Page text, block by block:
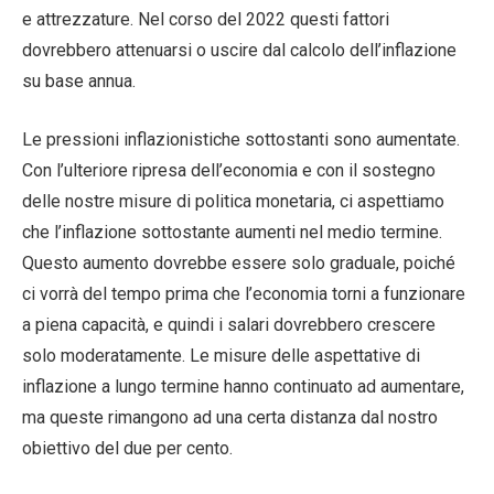
e attrezzature. Nel corso del 2022 questi fattori
dovrebbero attenuarsi o uscire dal calcolo dell’inflazione
su base annua.
Le pressioni inflazionistiche sottostanti sono aumentate.
Con l’ulteriore ripresa dell’economia e con il sostegno
delle nostre misure di politica monetaria, ci aspettiamo
che l’inflazione sottostante aumenti nel medio termine.
Questo aumento dovrebbe essere solo graduale, poiché
ci vorrà del tempo prima che l’economia torni a funzionare
a piena capacità, e quindi i salari dovrebbero crescere
solo moderatamente. Le misure delle aspettative di
inflazione a lungo termine hanno continuato ad aumentare,
ma queste rimangono ad una certa distanza dal nostro
obiettivo del due per cento.